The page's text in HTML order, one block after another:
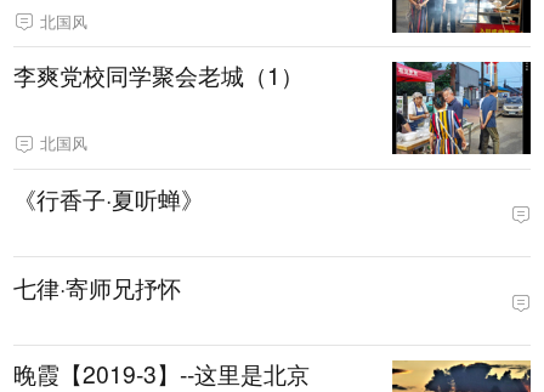
北国风
李爽党校同学聚会老城（1）
北国风
《行香子·夏听蝉》
七律·寄师兄抒怀
晚霞【2019-3】--这里是北京